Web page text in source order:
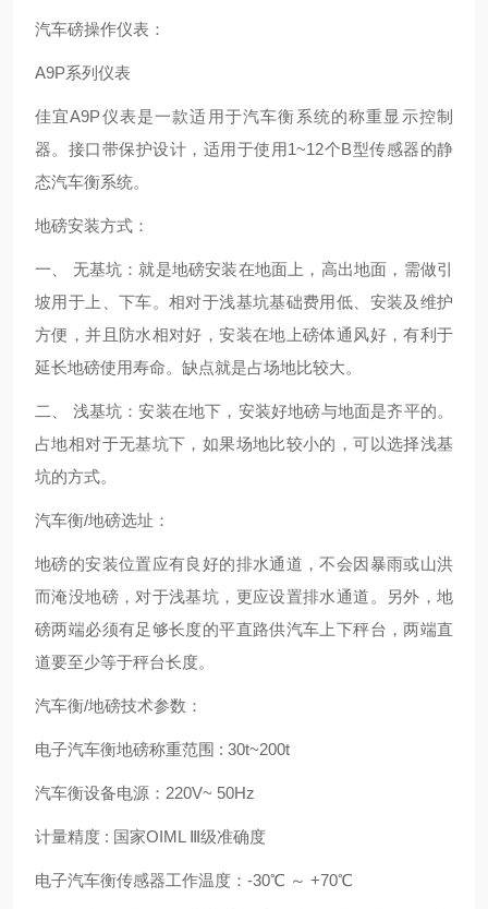
汽车磅操作仪表：
A9P系列仪表
佳宜A9P仪表是一款适用于汽车衡系统的称重显示控制
器。接口带保护设计，适用于使用1~12个B型传感器的静
态汽车衡系统。
地磅安装方式：
一、 无基坑：就是地磅安装在地面上，高出地面，需做引
坡用于上、下车。相对于浅基坑基础费用低、安装及维护
方便，并且防水相对好，安装在地上磅体通风好，有利于
延长地磅使用寿命。缺点就是占场地比较大。
二、 浅基坑：安装在地下，安装好地磅与地面是齐平的。
占地相对于无基坑下，如果场地比较小的，可以选择浅基
坑的方式。
汽车衡/地磅选址：
地磅的安装位置应有良好的排水通道，不会因暴雨或山洪
而淹没地磅，对于浅基坑，更应设置排水通道。另外，地
磅两端必须有足够长度的平直路供汽车上下秤台，两端直
道要至少等于秤台长度。
汽车衡/地磅技术参数：
电子汽车衡地磅称重范围 : 30t~200t
汽车衡设备电源：220V~ 50Hz
计量精度 : 国家OIML Ⅲ级准确度
电子汽车衡传感器工作温度：-30℃ ～ +70℃